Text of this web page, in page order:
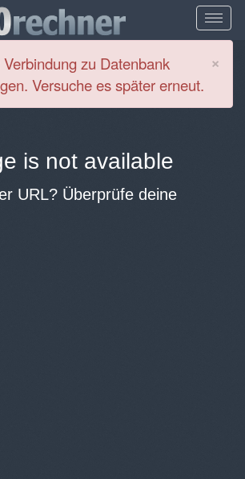
×
Verbindung zu Datenbank
Versuche es später erneut.
is not available
URL? Überprüfe deine